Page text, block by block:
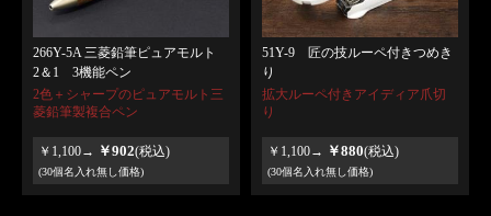
266Y-5A 三菱鉛筆ピュアモルト
2＆1 3機能ペン
2色＋シャープのピュアモルト三
菱鉛筆製複合ペン
￥1,100→ ￥902(税込)
(30個名入れ無し価格)
51Y-9 匠の技ルーペ付きつめき
り
拡大ルーペ付きアイディア爪切
り
￥1,100→ ￥880(税込)
(30個名入れ無し価格)